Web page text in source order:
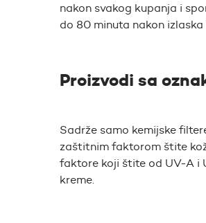
nakon svakog kupanja i
do 80 minuta nakon izlaska
Proizvodi sa
Sadrže samo kemijske
zaštitnim faktorom štite
faktore koji štite od UV-A i
kreme.